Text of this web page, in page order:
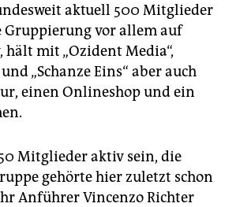
aktuell 500 Mitglieder
Gruppierung vor allem auf
hält mit „Ozident Media“,
„Schanze Eins“ aber auch
einen Onlineshop und ein
Mitglieder aktiv sein, die
gehörte hier zuletzt schon
Anführer Vincenzo Richter